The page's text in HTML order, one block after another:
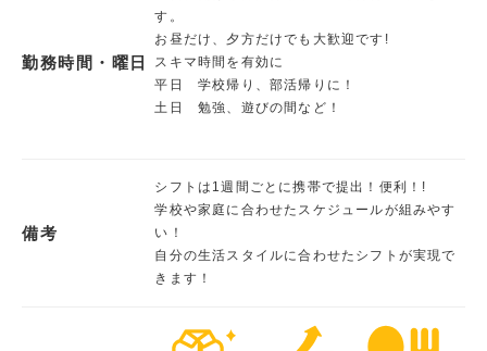
勤務時間・曜日
す。
お昼だけ、夕方だけでも大歓迎です!
スキマ時間を有効に
平日 学校帰り、部活帰りに！
土日 勉強、遊びの間など！
備考
シフトは1週間ごとに携帯で提出！便利！!
学校や家庭に合わせたスケジュールが組みやす
い！
自分の生活スタイルに合わせたシフトが実現で
きます！